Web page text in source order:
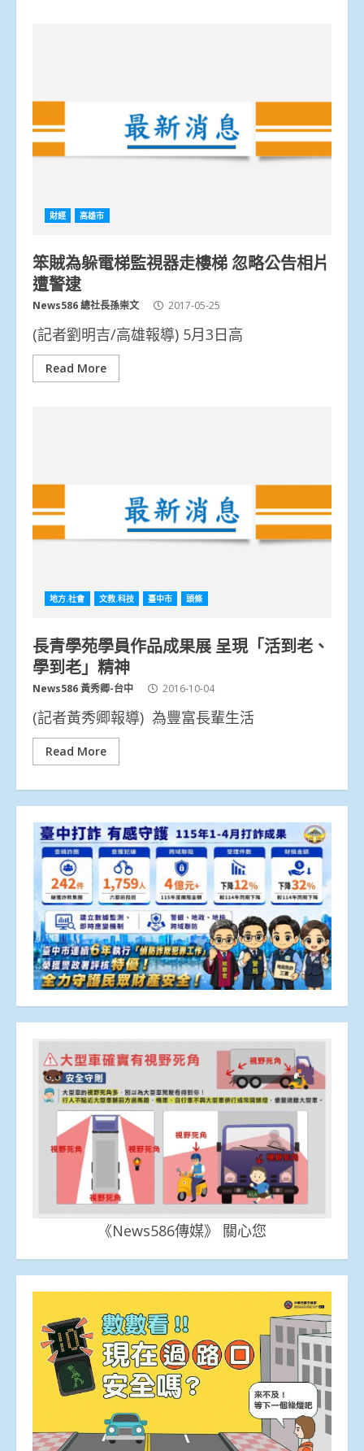
財經 高雄市
笨賊為躲電梯監視器走樓梯 忽略公告相片
遭警逮
News586 總社長孫崇文 2017-05-25
(記者劉明吉/高雄報導) 5月3日高
Read More
地方.社會 文教.科技 臺中市 頭條
長青學苑學員作品成果展 呈現「活到老、
學到老」精神
News586 黃秀卿-台中 2016-10-04
(記者黃秀卿報導) 為豐富長輩生活
Read More
《News586傳媒》 關心您